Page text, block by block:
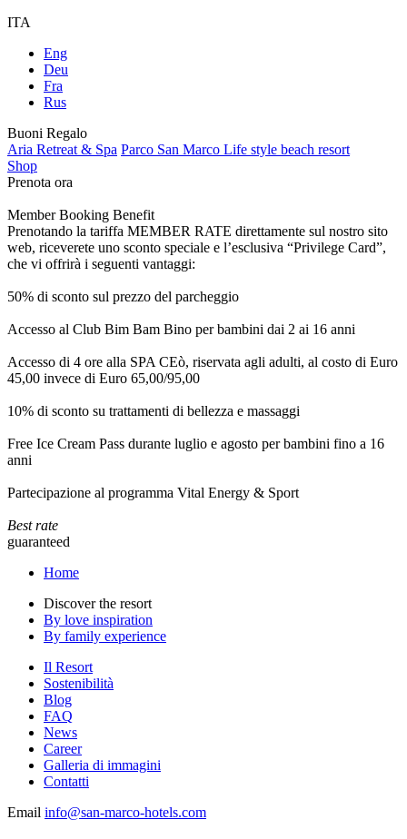
ITA
Eng
Deu
Fra
Rus
Buoni Regalo
Aria Retreat & Spa Parco San Marco Life style beach resort
Shop
Prenota ora
Member Booking Benefit
Prenotando la tariffa MEMBER RATE direttamente sul nostro sito
web, riceverete uno sconto speciale e l’esclusiva “Privilege Card”,
che vi offrirà i seguenti vantaggi:
50% di sconto sul prezzo del parcheggio
Accesso al Club Bim Bam Bino per bambini dai 2 ai 16 anni
Accesso di 4 ore alla SPA CEò, riservata agli adulti, al costo di Euro
45,00 invece di Euro 65,00/95,00
10% di sconto su trattamenti di bellezza e massaggi
Free Ice Cream Pass durante luglio e agosto per bambini fino a 16
anni
Partecipazione al programma Vital Energy & Sport
Best rate
guaranteed
Home
Discover the resort
By love inspiration
By family experience
Il Resort
Sostenibilità
Blog
FAQ
News
Career
Galleria di immagini
Contatti
Email info@san-marco-hotels.com